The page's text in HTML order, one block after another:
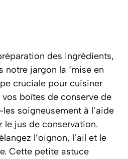
des ingrédients,
notre jargon la ‘mise en
cruciale pour cuisiner
vos boîtes de conserve de
soigneusement à l’aide
le jus de conservation.
l’oignon, l’ail et le
Cette petite astuce